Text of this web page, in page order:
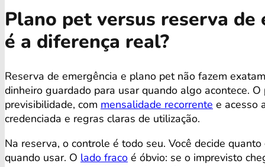
Plano pet versus reserva de
é a diferença real?
Reserva de emergência e plano pet não fazem
dinheiro guardado para usar quando algo acontece.
previsibilidade, com mensalidade recorrente e acesso
credenciada e regras claras de utilização.
Na reserva, o controle é todo seu. Você decide
quando usar. O lado fraco é óbvio: se o imprevisto